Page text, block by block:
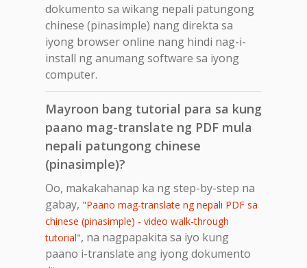
dokumento sa wikang nepali patungong
chinese (pinasimple) nang direkta sa
iyong browser online nang hindi nag-i-
install ng anumang software sa iyong
computer.
Mayroon bang tutorial para sa kung
paano mag-translate ng PDF mula
nepali patungong chinese
(pinasimple)?
Oo, makakahanap ka ng step-by-step na
gabay, "Paano mag-translate ng nepali PDF sa
chinese (pinasimple) - video walk-through
tutorial", na nagpapakita sa iyo kung
paano i-translate ang iyong dokumento